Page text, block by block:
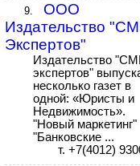
9.
ООО
Издательство
Экспертов"
Издательство
экспертов"
несколько газет в
одной: «Юристы и
Недвижимость».
"Новый маркетинг"
"Банковские ...
т. +7(4012)